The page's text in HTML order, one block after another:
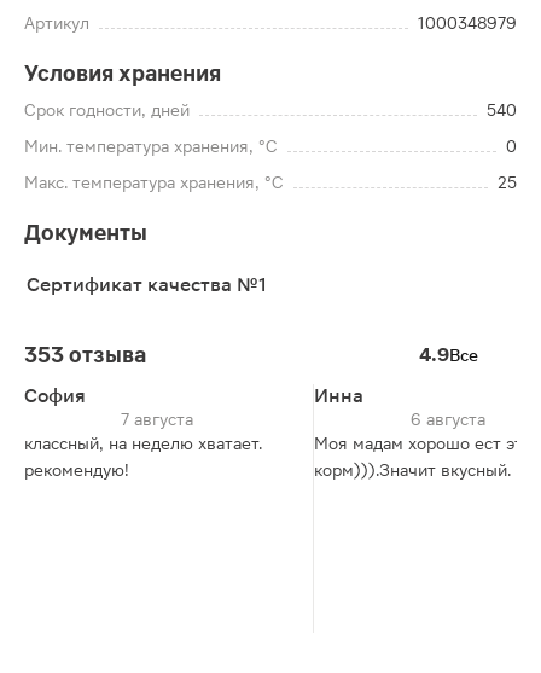
Артикул
1000348979
Условия хранения
Срок годности, дней
540
Мин. температура хранения, °C
0
Макс. температура хранения, °C
25
Документы
Сертификат качества №1
353 отзыва 4.9Все
София
7 августа
классный, на неделю хватает.
рекомендую!
Инна
6 августа
Моя мадам хорошо ест этот
корм))).Значит вкусный.